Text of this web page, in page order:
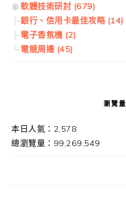
軟體技術研討 (679)
銀行、信用卡最佳攻略 (14)
電子香氛機 (2)
電競周邊 (45)
瀏覽量
本日人氣：2,578
總瀏覽量：99,269,549